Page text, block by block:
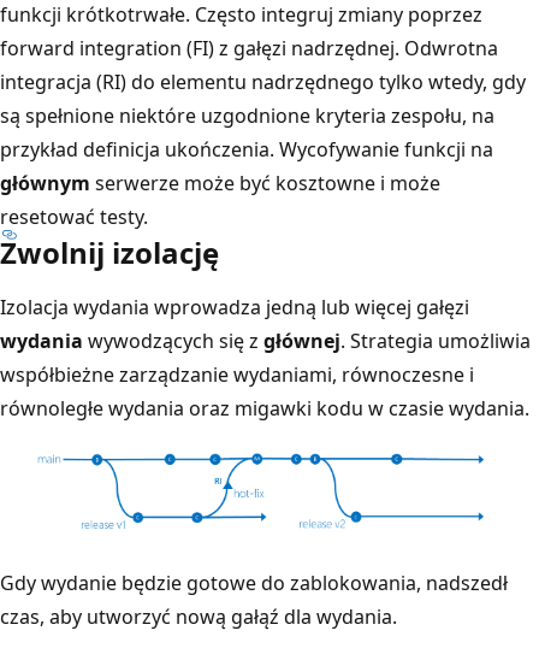
funkcji krótkotrwałe. Często integruj zmiany poprzez
forward integration (FI) z gałęzi nadrzędnej. Odwrotna
integracja (RI) do elementu nadrzędnego tylko wtedy, gdy
są spełnione niektóre uzgodnione kryteria zespołu, na
przykład definicja ukończenia. Wycofywanie funkcji na
głównym serwerze może być kosztowne i może
resetować testy.
Zwolnij izolację
Izolacja wydania wprowadza jedną lub więcej gałęzi
wydania wywodzących się z głównej. Strategia umożliwia
współbieżne zarządzanie wydaniami, równoczesne i
równoległe wydania oraz migawki kodu w czasie wydania.
Gdy wydanie będzie gotowe do zablokowania, nadszedł
czas, aby utworzyć nową gałąź dla wydania.